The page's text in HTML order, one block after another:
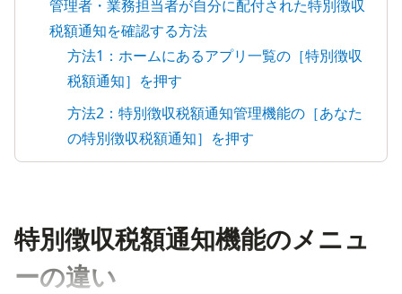
管理者・業務担当者が自分に配付された特別徴収
税額通知を確認する方法
方法1：ホームにあるアプリ一覧の［特別徴収
税額通知］を押す
方法2：特別徴収税額通知管理機能の［あなた
の特別徴収税額通知］を押す
特別徴収税額通知機能のメニュ
ーの違い